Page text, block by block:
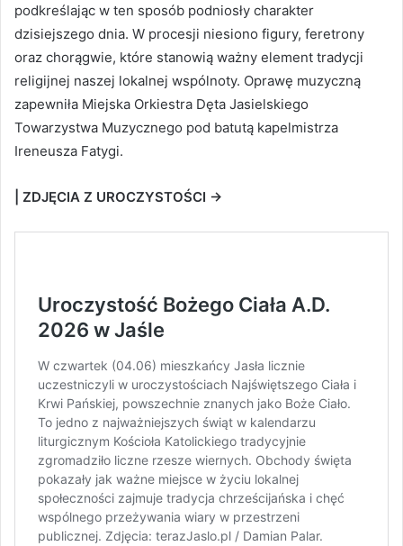
podkreślając w ten sposób podniosły charakter
dzisiejszego dnia. W procesji niesiono figury, feretrony
oraz chorągwie, które stanowią ważny element tradycji
religijnej naszej lokalnej wspólnoty. Oprawę muzyczną
zapewniła Miejska Orkiestra Dęta Jasielskiego
Towarzystwa Muzycznego pod batutą kapelmistrza
Ireneusza Fatygi.
| ZDJĘCIA Z UROCZYSTOŚCI →